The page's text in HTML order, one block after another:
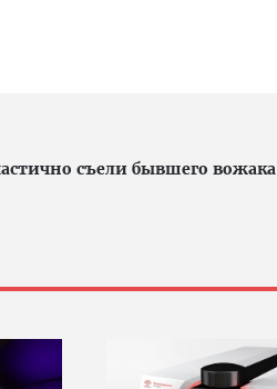
съели бывшего вожака